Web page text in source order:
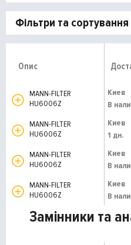
Фільтри та сортування
Опис
MANN-FILTER
HU6006Z
Киев
В
MANN-FILTER
HU6006Z
Киев
1 дн.
MANN-FILTER
HU6006Z
Киев
В
MANN-FILTER
HU6006Z
Киев
В
Замінники та